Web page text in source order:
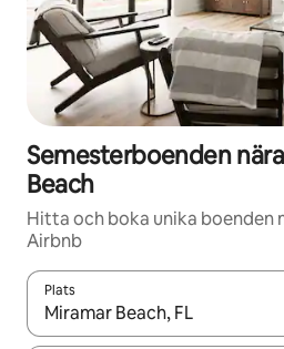
Semesterboenden
Beach
Hitta och boka unika boenden
Airbnb
Plats
När resultaten är tillgängliga